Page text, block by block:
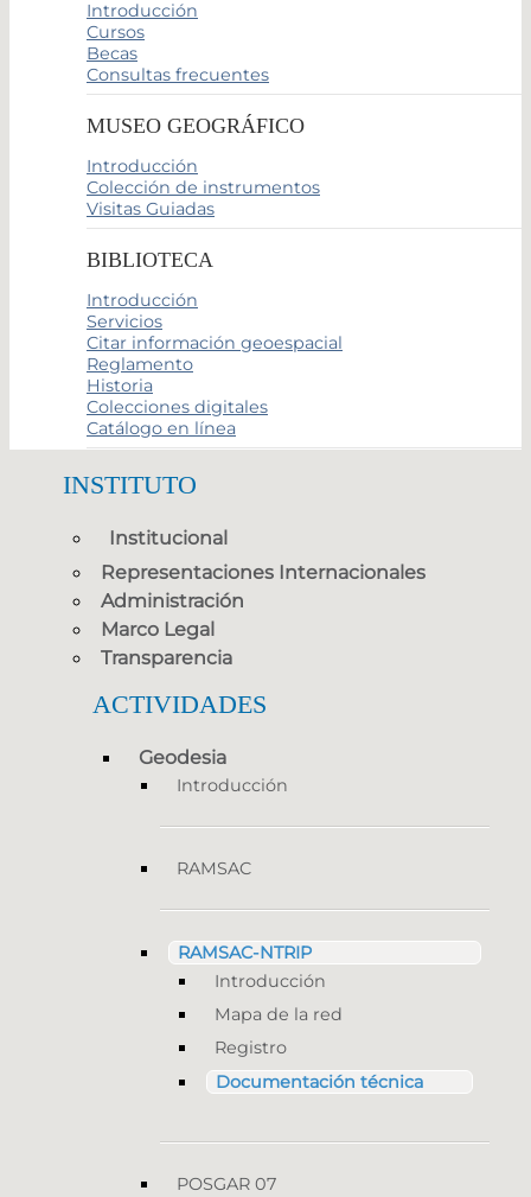
Introducción
Cursos
Becas
Consultas frecuentes
MUSEO GEOGRÁFICO
Introducción
Colección de instrumentos
Visitas Guiadas
BIBLIOTECA
Introducción
Servicios
Citar información geoespacial
Reglamento
Historia
Colecciones digitales
Catálogo en línea
INSTITUTO
Institucional
Representaciones Internacionales
Administración
Marco Legal
Transparencia
ACTIVIDADES
Geodesia
Introducción
RAMSAC
RAMSAC-NTRIP
Introducción
Mapa de la red
Registro
Documentación técnica
POSGAR 07